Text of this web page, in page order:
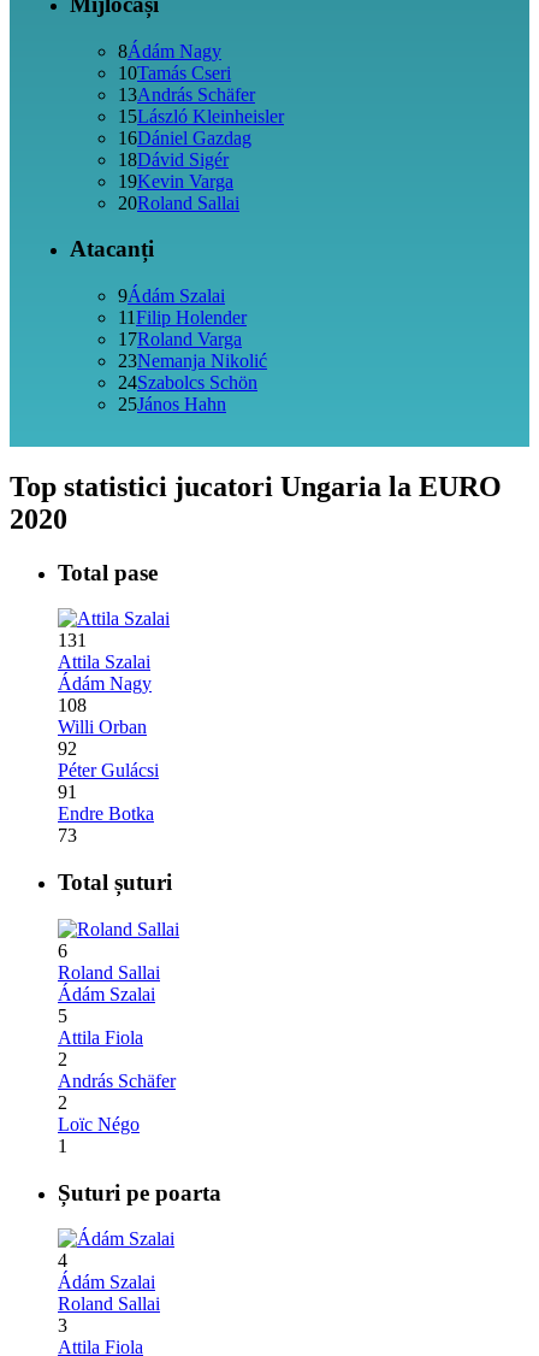
8Ádám Nagy
10Tamás Cseri
13András Schäfer
15László Kleinheisler
16Dániel Gazdag
18Dávid Sigér
19Kevin Varga
20Roland Sallai
Atacanți
9Ádám Szalai
11Filip Holender
17Roland Varga
23Nemanja Nikolić
24Szabolcs Schön
25János Hahn
Top statistici jucatori Ungaria la EURO
2020
Total pase
131
Attila Szalai
Ádám Nagy
108
Willi Orban
92
Péter Gulácsi
91
Endre Botka
73
Total șuturi
6
Roland Sallai
Ádám Szalai
5
Attila Fiola
2
András Schäfer
2
Loïc Négo
1
Șuturi pe poarta
4
Ádám Szalai
Roland Sallai
3
Attila Fiola